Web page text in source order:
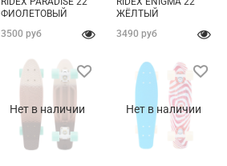
ФИОЛЕТОВЫЙ
3500 руб
ЖЁЛТЫЙ
3490 руб
Нет в наличии Нет в наличии